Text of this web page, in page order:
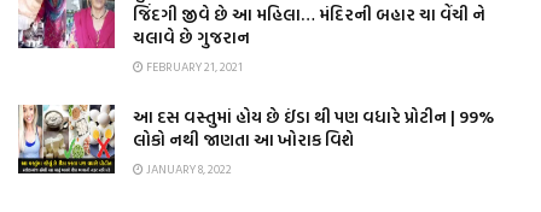
જિંદગી જીવે છે આ મહિલા… મંદિરની બહાર ચા વેંચી ને
ચલાવે છે ગુજરાન
FEBRUARY 21, 2021
આ દસ વસ્તુમાં હોય છે ઈંડા થી પણ વધારે પ્રોટીન | 99%
લોકો નથી જાણતા આ ખોરાક વિશે
JANUARY 8, 2022